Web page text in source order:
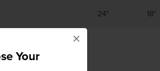
Your
×
24° 18°